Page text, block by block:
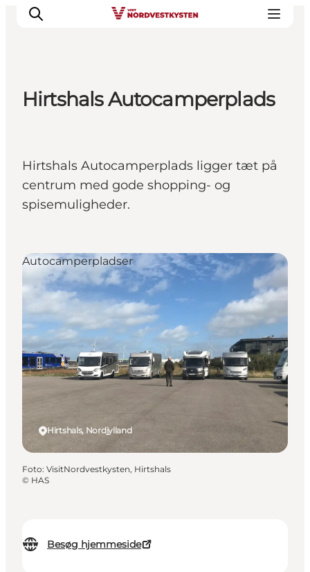
Handicapvenlig ferie
Overnatning
Planlæg din ferie
Hirtshals Autocamperplads
Hirtshals Autocamperplads ligger tæt på
centrum med gode shopping- og
spisemuligheder.
Besøg hjemmeside
Hirtshals, Nordjylland
Autocamperpladser
Foto: VisitNordvestkysten, Hirtshals
© HAS